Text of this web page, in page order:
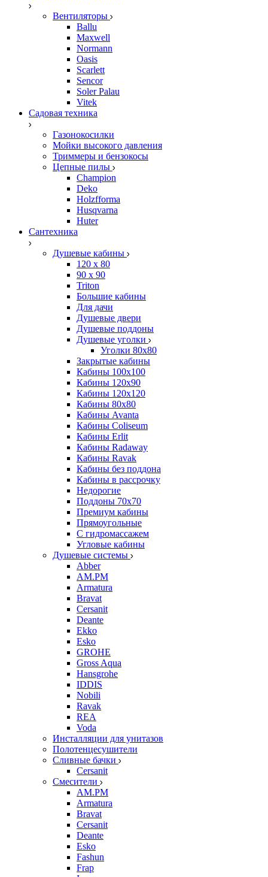
Вентиляторы
Ballu
Maxwell
Normann
Oasis
Scarlett
Sencor
Soler Palau
Vitek
Садовая техника
Газонокосилки
Мойки высокого давления
Триммеры и бензокосы
Цепные пилы
Champion
Deko
Holzfforma
Husqvarna
Huter
Сантехника
Душевые кабины
120 x 80
90 х 90
Triton
Большие кабины
Для дачи
Душевые двери
Душевые поддоны
Душевые уголки
Уголки 80х80
Закрытые кабины
Кабины 100x100
Кабины 120x90
Кабины 120х120
Кабины 80х80
Кабины Avanta
Кабины Coliseum
Кабины Erlit
Кабины Radaway
Кабины Ravak
Кабины без поддона
Кабины в рассрочку
Недорогие
Поддоны 70x70
Премиум кабины
Прямоугольные
С гидромассажем
Угловые кабины
Душевые системы
Abber
AM.PM
Armatura
Bravat
Cersanit
Deante
Ekko
Esko
GROHE
Gross Aqua
Hansgrohe
IDDIS
Nobili
Ravak
REA
Voda
Инсталляции для унитазов
Полотенцесушители
Сливные бачки
Cersanit
Смесители
AM.PM
Armatura
Bravat
Cersanit
Deante
Esko
Fashun
Frap